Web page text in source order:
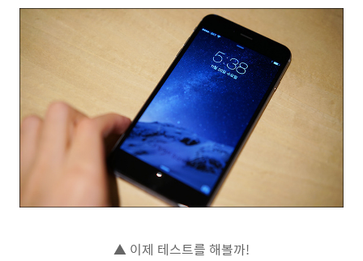
▲ 이제 테스트를 해볼까!